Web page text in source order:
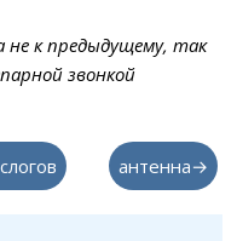
не к предыдущему, так
звонкой
антенна→